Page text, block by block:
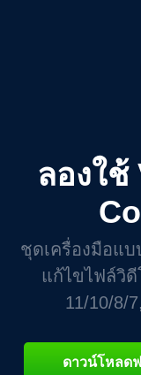
ลองใช้
ชุดเครื่องมือแ
แก้ไขไฟล์วิดี
11/10/8/
ดาวน์โหลด